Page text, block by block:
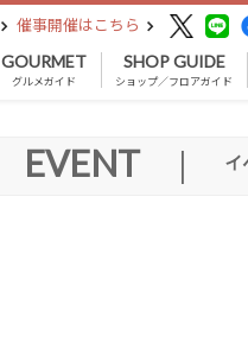
催事開催はこちら
GOURMET
グルメガイド
SHOP GUIDE
ショップ／フロアガイド
EVENT | イ